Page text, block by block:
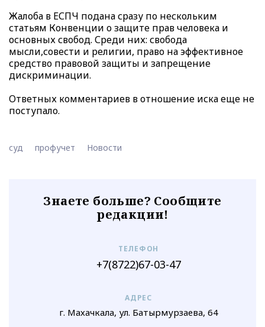
Жалоба в ЕСПЧ подана сразу по нескольким
статьям Конвенции о защите прав человека и
основных свобод. Среди них: свобода
мысли,совести и религии, право на эффективное
средство правовой защиты и запрещение
дискриминации.
Ответных комментариев в отношение иска еще не
поступало.
суд профучет Новости
Знаете больше? Сообщите
редакции!
ТЕЛЕФОН
+7(8722)67-03-47
АДРЕС
г. Махачкала, ул. Батырмурзаева, 64